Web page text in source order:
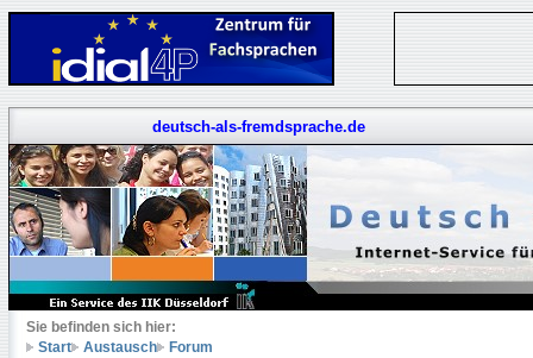
deutsch-als-fremdsprache.de
Sie befinden sich hier:
Start
Austausch Forum